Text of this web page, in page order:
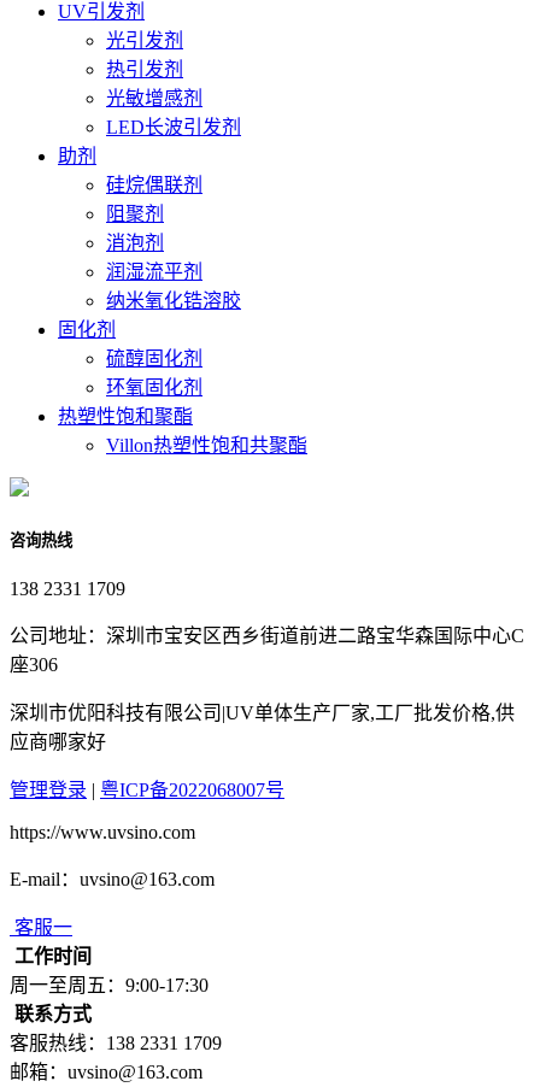
UV引发剂
光引发剂
热引发剂
光敏增感剂
LED长波引发剂
助剂
硅烷偶联剂
阻聚剂
消泡剂
润湿流平剂
纳米氧化锆溶胶
固化剂
硫醇固化剂
环氧固化剂
热塑性饱和聚酯
Villon热塑性饱和共聚酯
咨询热线
138 2331 1709
公司地址：深圳市宝安区西乡街道前进二路宝华森国际中心C
座306
深圳市优阳科技有限公司|UV单体生产厂家,工厂批发价格,供
应商哪家好
管理登录 | 粤ICP备2022068007号
https://www.uvsino.com
E-mail：uvsino@163.com
客服一
工作时间
周一至周五：9:00-17:30
联系方式
客服热线：138 2331 1709
邮箱：uvsino@163.com